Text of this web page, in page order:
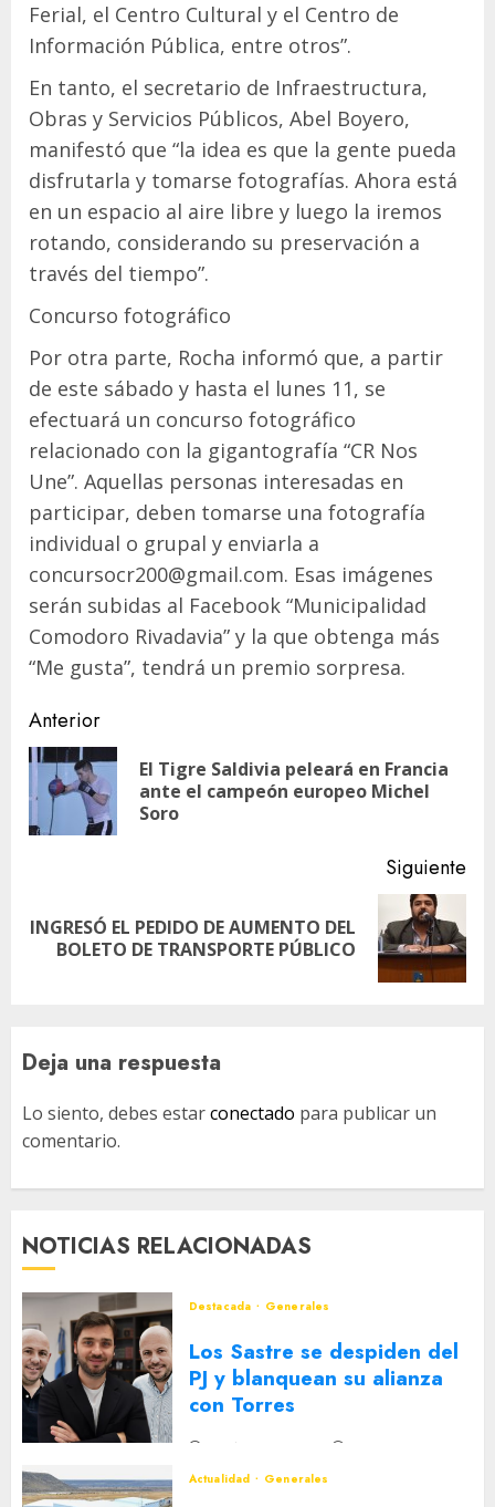
Ferial, el Centro Cultural y el Centro de
Información Pública, entre otros”.
En tanto, el secretario de Infraestructura,
Obras y Servicios Públicos, Abel Boyero,
manifestó que “la idea es que la gente pueda
disfrutarla y tomarse fotografías. Ahora está
en un espacio al aire libre y luego la iremos
rotando, considerando su preservación a
través del tiempo”.
Concurso fotográfico
Por otra parte, Rocha informó que, a partir
de este sábado y hasta el lunes 11, se
efectuará un concurso fotográfico
relacionado con la gigantografía “CR Nos
Une”. Aquellas personas interesadas en
participar, deben tomarse una fotografía
individual o grupal y enviarla a
concursocr200@gmail.com. Esas imágenes
serán subidas al Facebook “Municipalidad
Comodoro Rivadavia” y la que obtenga más
“Me gusta”, tendrá un premio sorpresa.
Navegación
de
entradas
Anterior
El Tigre Saldivia peleará en Francia
ante el campeón europeo Michel
Soro
Siguiente
Siguiente
entrada:
INGRESÓ EL PEDIDO DE AUMENTO DEL
BOLETO DE TRANSPORTE PÚBLICO
Deja una respuesta
Lo siento, debes estarconectado para publicar un
comentario.
NOTICIAS RELACIONADAS
Destacada Generales
Los Sastre se despiden del
PJ y blanquean su alianza
con Torres
2 DE AGOSTO DE 2026
Actualidad
Generales